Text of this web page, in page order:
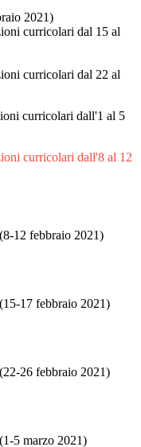
2021)
curricolari dal 15 al
curricolari dal 22 al
curricolari dall'1 al 5
curricolari dall'8 al 12
12 febbraio 2021)
17 febbraio 2021)
26 febbraio 2021)
5 marzo 2021)